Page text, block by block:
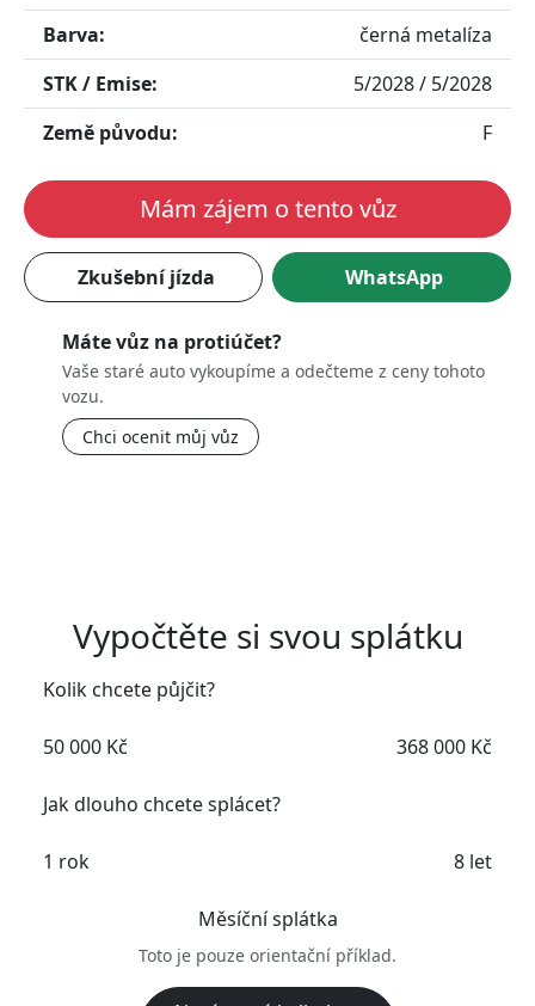
Barva:
černá metalíza
STK / Emise:
5/2028 / 5/2028
Země původu:
F
Mám zájem o tento vůz
Zkušební jízda WhatsApp
Máte vůz na protiúčet?
Vaše staré auto vykoupíme a odečteme z ceny tohoto
vozu.
Chci ocenit můj vůz
Vypočtěte si svou splátku
Kolik chcete půjčit?
50 000 Kč 368 000 Kč
Jak dlouho chcete splácet?
1 rok 8 let
Měsíční splátka
Toto je pouze orientační příklad.